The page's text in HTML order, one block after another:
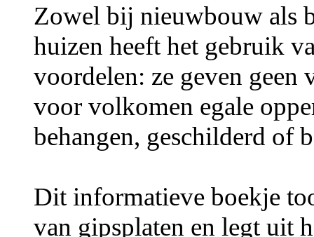
Zowel bij nieuwbouw als
huizen heeft het gebruik
voordelen: ze geven geen
voor volkomen egale
behangen, geschilderd of
Dit informatieve boekje
van gipsplaten en legt uit